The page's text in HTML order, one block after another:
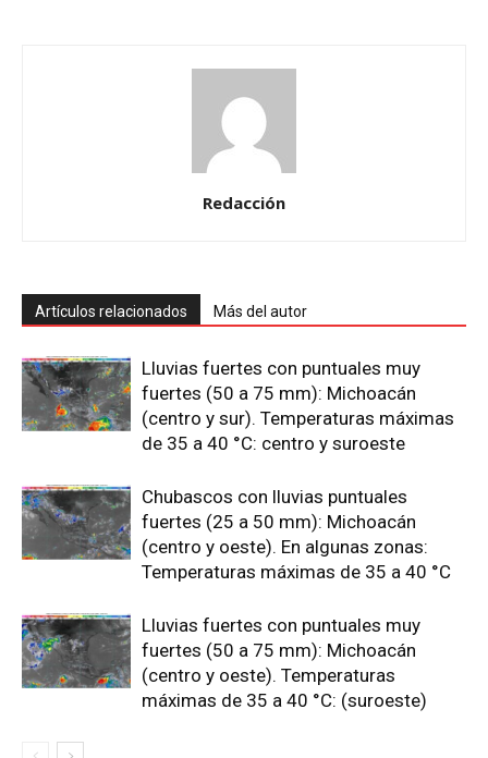
Redacción
Artículos relacionados Más del autor
Lluvias fuertes con puntuales muy
fuertes (50 a 75 mm): Michoacán
(centro y sur). Temperaturas máximas
de 35 a 40 °C: centro y suroeste
Chubascos con lluvias puntuales
fuertes (25 a 50 mm): Michoacán
(centro y oeste). En algunas zonas:
Temperaturas máximas de 35 a 40 °C
Lluvias fuertes con puntuales muy
fuertes (50 a 75 mm): Michoacán
(centro y oeste). Temperaturas
máximas de 35 a 40 °C: (suroeste)